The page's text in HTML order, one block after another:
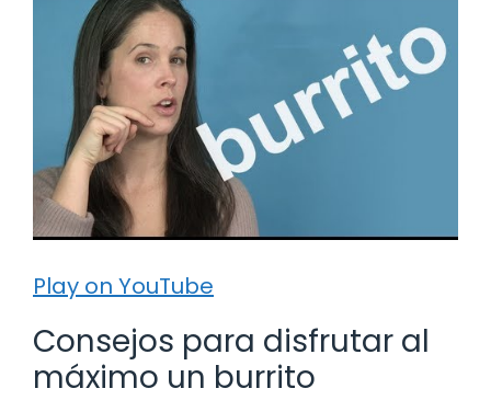
Play on YouTube
Consejos para disfrutar al
máximo un burrito